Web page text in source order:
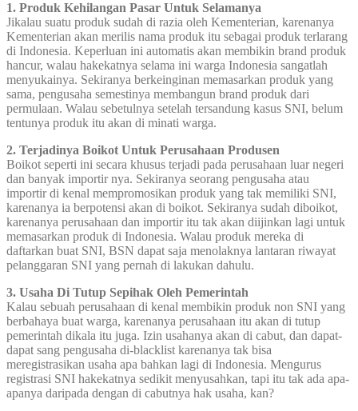
1. Produk Kehilangan Pasar Untuk Selamanya
Jikalau suatu produk sudah di razia oleh Kementerian, karenanya
Kementerian akan merilis nama produk itu sebagai produk terlarang
di Indonesia. Keperluan ini automatis akan membikin brand produk
hancur, walau hakekatnya selama ini warga Indonesia sangatlah
menyukainya. Sekiranya berkeinginan memasarkan produk yang
sama, pengusaha semestinya membangun brand produk dari
permulaan. Walau sebetulnya setelah tersandung kasus SNI, belum
tentunya produk itu akan di minati warga.
2. Terjadinya Boikot Untuk Perusahaan Produsen
Boikot seperti ini secara khusus terjadi pada perusahaan luar negeri
dan banyak importir nya. Sekiranya seorang pengusaha atau
importir di kenal mempromosikan produk yang tak memiliki SNI,
karenanya ia berpotensi akan di boikot. Sekiranya sudah diboikot,
karenanya perusahaan dan importir itu tak akan diijinkan lagi untuk
memasarkan produk di Indonesia. Walau produk mereka di
daftarkan buat SNI, BSN dapat saja menolaknya lantaran riwayat
pelanggaran SNI yang pernah di lakukan dahulu.
3. Usaha Di Tutup Sepihak Oleh Pemerintah
Kalau sebuah perusahaan di kenal membikin produk non SNI yang
berbahaya buat warga, karenanya perusahaan itu akan di tutup
pemerintah dikala itu juga. Izin usahanya akan di cabut, dan dapat-
dapat sang pengusaha di-blacklist karenanya tak bisa
meregistrasikan usaha apa bahkan lagi di Indonesia. Mengurus
registrasi SNI hakekatnya sedikit menyusahkan, tapi itu tak ada apa-
apanya daripada dengan di cabutnya hak usaha, kan?